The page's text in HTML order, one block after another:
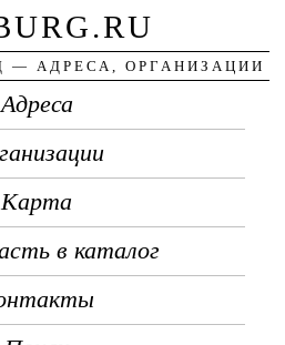
— АДРЕСА, ОРГАНИЗАЦИИ
Адреса
Карта
в каталог